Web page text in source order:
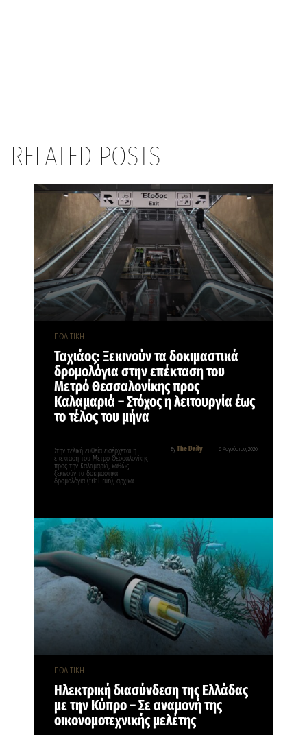
RELATED POSTS
ΠΟΛΙΤΙΚΗ
Ταχιάος: Ξεκινούν τα δοκιμαστικά
δρομολόγια στην επέκταση του
Μετρό Θεσσαλονίκης προς
Καλαμαριά – Στόχος η λειτουργία έως
το τέλος του μήνα
By The Daily 6 Αυγούστου, 2026
Στην τελική ευθεία εισέρχεται η
επέκταση του Μετρό Θεσσαλονίκης
προς την Καλαμαριά, καθώς
ξεκινούν τα δοκιμαστικά
δρομολόγια (trial run), αρχικά…
ΠΟΛΙΤΙΚΗ
Ηλεκτρική διασύνδεση της Ελλάδας
με την Κύπρο – Σε αναμονή της
οικονομοτεχνικής μελέτης